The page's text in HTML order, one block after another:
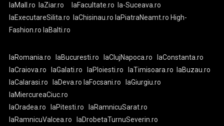
laMall.ro laZiar.ro laFacultate.ro la-Suceava.ro
laExecutareSilita.ro laChisinau.ro laPiatraNeamt.ro High-
Fashion.ro laBalti.ro
laRomania.ro laBucuresti.ro laClujNapoca.ro
laConstanta.ro
laCraiova.ro
laGalati.ro laPloiesti.ro laTimisoara.ro laBuzau.ro
laCalarasi.ro
laDeva.ro laFocsani.ro
laGiurgiu.ro
laMiercureaCiuc.ro
laOradea.ro
laPitesti.ro
laRamnicuSarat.ro
laRamnicuValcea.ro
laDrobetaTurnuSeverin.ro